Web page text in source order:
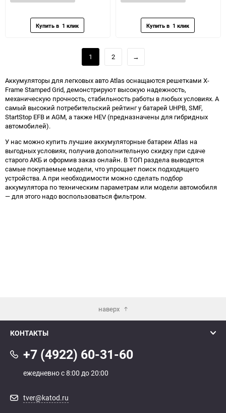
1 2 →
Аккумуляторы для легковых авто Atlas оснащаются решетками X-
Frame Stamped Grid, демонстрируют высокую надежность,
механическую прочность, стабильность работы в любых условиях. А
самый высокий потребительский рейтинг у батарей UHPB, SMF,
StartStop EFB и AGM, а также HEV (предназначены для гибридных
автомобилей).
У нас можно купить лучшие аккумуляторные батареи Atlas на
выгодных условиях, получив дополнительную скидку при сдаче
старого АКБ и оформив заказ онлайн. В ТОП раздела выводятся
самые покупаемые модели, что упрощает поиск подходящего
устройства. А при необходимости можно сделать подбор
аккумулятора по техническим параметрам или модели автомобиля
— для этого надо воспользоваться фильтром.
наверх
КОНТАКТЫ
+7 (4922) 60-31-60
ежедневно с 8:00 до 20:00
tver@katod.ru